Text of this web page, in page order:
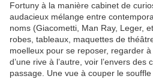
Fortuny à la manière cabinet de
audacieux mélange entre
noms (Giacometti, Man Ray, Leger,
robes, tableaux, maquettes de
moelleux pour se reposer, regarder à
d’une rive à l’autre, voir l’envers
passage. Une vue à couper le